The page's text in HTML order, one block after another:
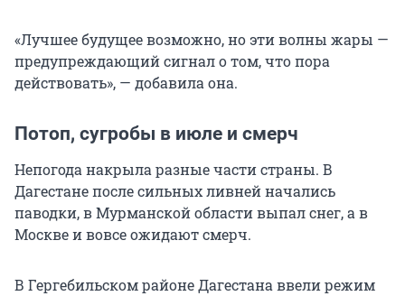
«Лучшее будущее возможно, но эти волны жары —
предупреждающий сигнал о том, что пора
действовать», — добавила она.
Потоп, сугробы в июле и смерч
Непогода накрыла разные части страны. В
Дагестане после сильных ливней начались
паводки, в Мурманской области выпал снег, а в
Москве и вовсе ожидают смерч.
В Гергебильском районе Дагестана ввели режим